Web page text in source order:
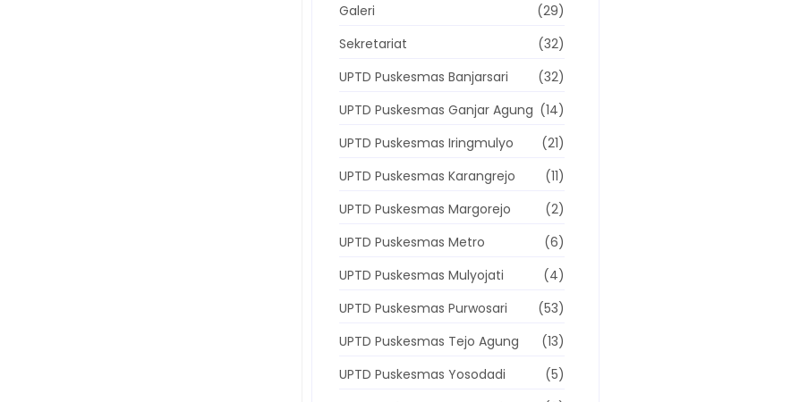
Galeri
(29)
Sekretariat
(32)
UPTD Puskesmas Banjarsari
(32)
UPTD Puskesmas Ganjar Agung (14)
UPTD Puskesmas Iringmulyo
(21)
UPTD Puskesmas Karangrejo
(11)
UPTD Puskesmas Margorejo
(2)
UPTD Puskesmas Metro
(6)
UPTD Puskesmas Mulyojati
(4)
UPTD Puskesmas Purwosari
(53)
UPTD Puskesmas Tejo Agung
(13)
UPTD Puskesmas Yosodadi
(5)